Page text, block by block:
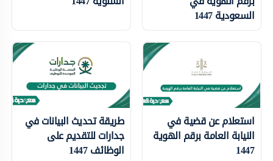
السعودية 1447
استعلام عن قضية في
النيابة العامة برقم الهوية
1447
طريقة تحديث البيانات في
جدارات للتقديم على
الوظائف 1447